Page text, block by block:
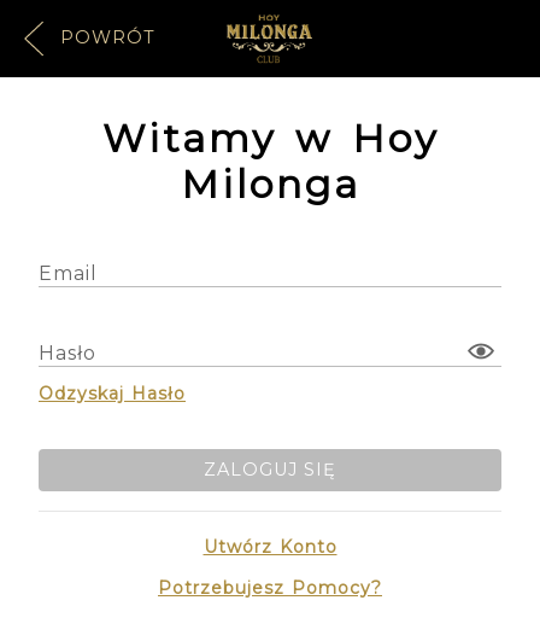
POWRÓT
Witamy w Hoy
Milonga
Email
Hasło
Odzyskaj Hasło
ZALOGUJ SIĘ
Utwórz Konto
Potrzebujesz Pomocy?